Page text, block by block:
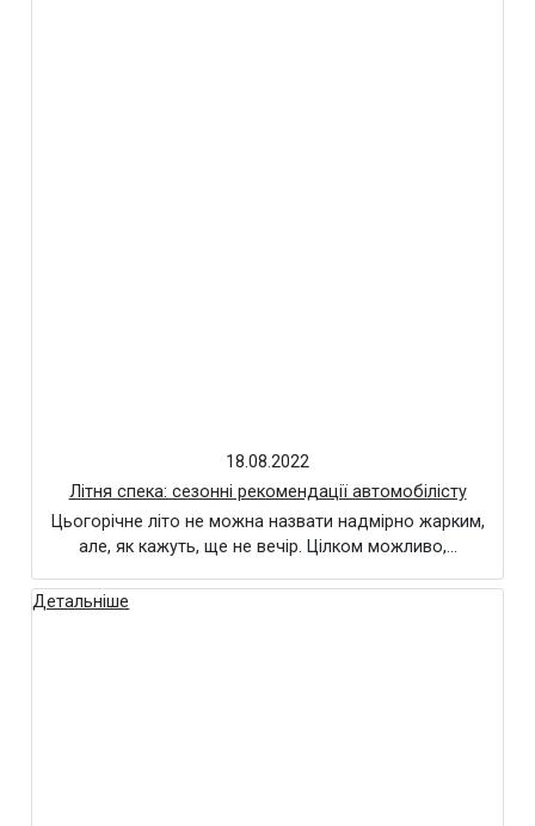
18.08.2022
Літня спека: сезонні рекомендації автомобілісту
Цьогорічне літо не можна назвати надмірно жарким,
але, як кажуть, ще не вечір. Цілком можливо,…
Детальніше